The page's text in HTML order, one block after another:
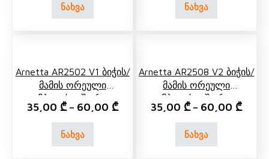
ნახვა ნახვა
Arnetta AR2502 V1 Ბიჭის/
Მამის Ორეული
Კომპლექტი Შორტით
35,00 ₾– 60,00 ₾
ნახვა
Arnetta AR2508 V2 Ბიჭის/
Მამის Ორეული
Კომპლექტი Შორტით
35,00 ₾– 60,00 ₾
ნახვა